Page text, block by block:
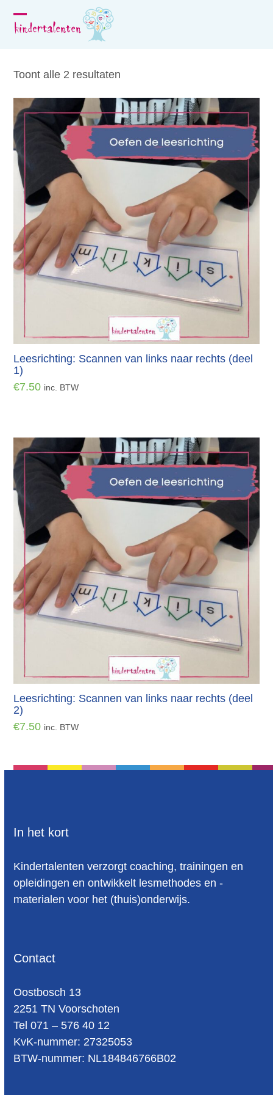
Open
menu
Close
menu
Toont alle 2 resultaten
Leesrichting: Scannen van links naar rechts (deel
1)
€7.50 inc. BTW
Leesrichting: Scannen van links naar rechts (deel
2)
€7.50 inc. BTW
In het kort
Kindertalenten verzorgt coaching, trainingen en
opleidingen en ontwikkelt lesmethodes en -
materialen voor het (thuis)onderwijs.
Contact
Oost­bosch 13
2251 TN Voorschoten
Tel 071 – 576 40 12
KvK-nummer: 27325053
BTW-num­mer: NL184846766B02